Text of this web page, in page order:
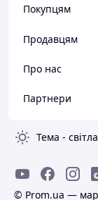
Покупцям
Продавцям
Про нас
Партнери
Тема - світла
© Prom.ua —